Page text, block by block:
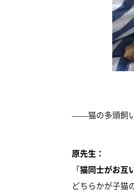
——猫の多頭飼
原先生：
「猫同士がお互
どちらかが子猫